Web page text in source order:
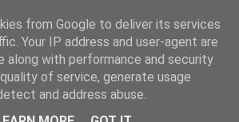
from Google to deliver its services
Your IP address and user-agent are
along with performance and security
of service, generate usage
and address abuse.